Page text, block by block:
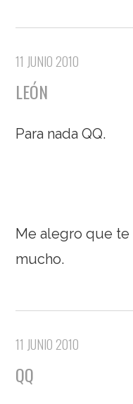
11 JUNIO 2010
LEÓN
Para nada QQ.
Me alegro que
mucho.
11 JUNIO 2010
QQ